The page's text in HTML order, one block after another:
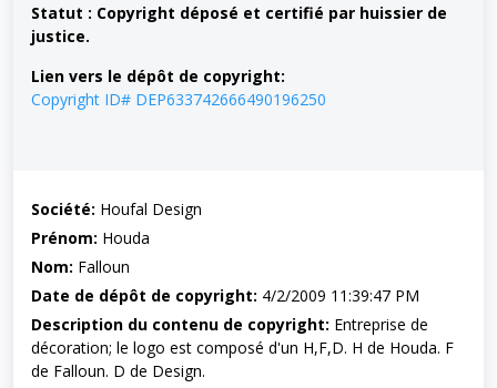
Statut : Copyright déposé et certifié par huissier de
justice.
Lien vers le dépôt de copyright:
Copyright ID# DEP633742666490196250
Société: Houfal Design
Prénom: Houda
Nom: Falloun
Date de dépôt de copyright: 4/2/2009 11:39:47 PM
Description du contenu de copyright: Entreprise de
décoration; le logo est composé d'un H,F,D. H de Houda. F
de Falloun. D de Design.